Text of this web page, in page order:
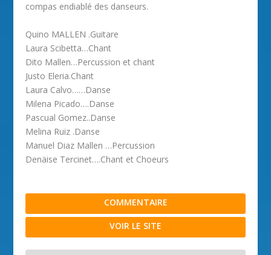
compas endiablé des danseurs.
Quino MALLEN .Guitare
Laura Scibetta…Chant
Dito Mallen…Percussion et chant
Justo Eleria.Chant
Laura Calvo……Danse
Milena Picado….Danse
Pascual Gomez..Danse
Melina Ruiz .Danse
Manuel Diaz Mallen …Percussion
Denäise Tercinet….Chant et Choeurs
COMMENTAIRE
VOIR LE SITE